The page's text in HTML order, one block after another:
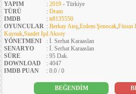
YAPIM : 2019 - Türkiye
TÜRÜ
: Dram
IMDB
: tt8135550
OYUNCULAR : Berkay Ateş,Erdem Şenocak,Füsun
Kaynak,Saadet Işıl Aksoy
YÖNETMENI
: İ. Serhat Karaaslan
SENARYO
: İ. Serhat Karaaslan
SÜRE
: 95 Dak.
DOWNLOAD
: 4047
IMDB PUAN
: 0.0 / 0
BEĞENDİM